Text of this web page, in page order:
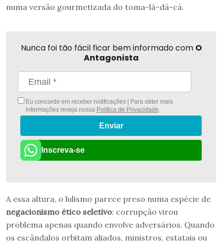
numa versão gourmetizada do toma-lá-dá-cá.
Nunca foi tão fácil ficar bem informado com O
Antagonista
Eu concordo em receber notificações | Para obter mais
informações reveja nossa Política de Privacidade.
Enviar
Inscreva-se
A essa altura, o lulismo parece preso numa espécie de
negacionismo ético seletivo: corrupção virou
problema apenas quando envolve adversários. Quando
os escândalos orbitam aliados, ministros, estatais ou